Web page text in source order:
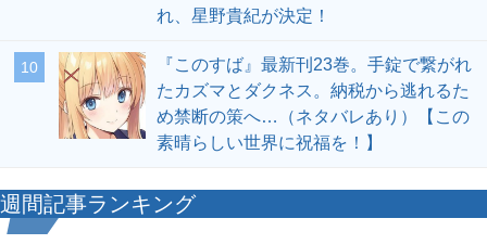
れ、星野貴紀が決定！
10
『このすば』最新刊23巻。手錠で繋がれ
たカズマとダクネス。納税から逃れるた
め禁断の策へ…（ネタバレあり）【この
素晴らしい世界に祝福を！】
週間記事ランキング